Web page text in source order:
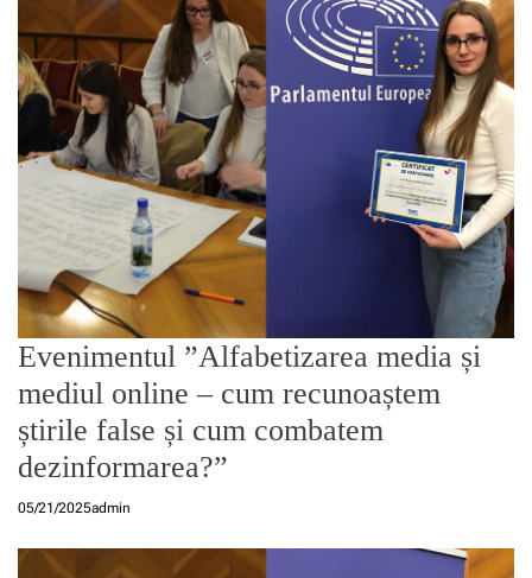
Evenimentul ”Alfabetizarea media și
mediul online – cum recunoaștem
știrile false și cum combatem
dezinformarea?”
05/21/2025admin